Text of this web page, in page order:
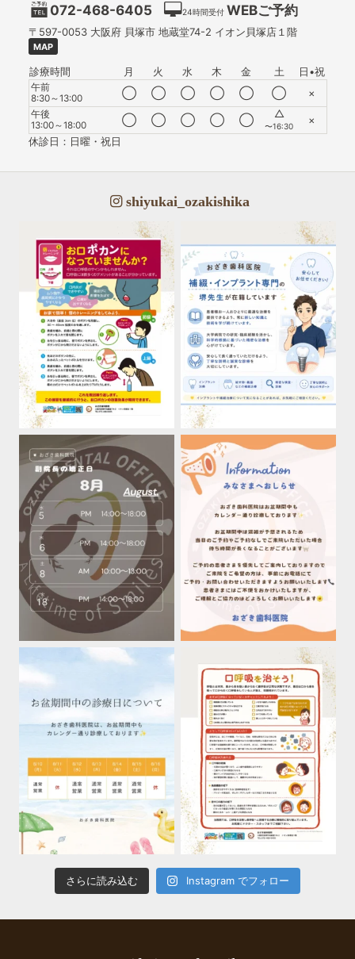
072-468-6405 24時間受付 WEBご予約
〒597-0053 大阪府 貝塚市 地蔵堂74-2 イオン貝塚店１階
MAP
診療時間 月 火 水 木 金 土 日•祝
午前
8:30～13:00
◯ ◯ ◯ ◯ ◯ ◯ ×
午後
13:00～18:00
◯ ◯ ◯ ◯ ◯ △
〜16:30
×
休診日：日曜・祝日
shiyukai_ozakishika
さらに読み込む Instagram でフォロー